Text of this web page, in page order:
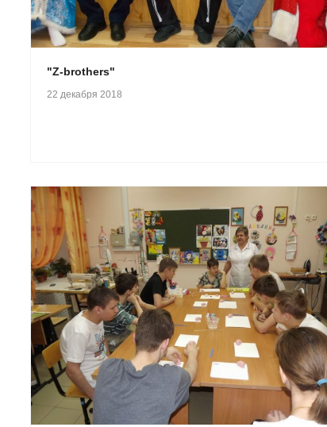
"Z-brothers"
22 декабря 2018